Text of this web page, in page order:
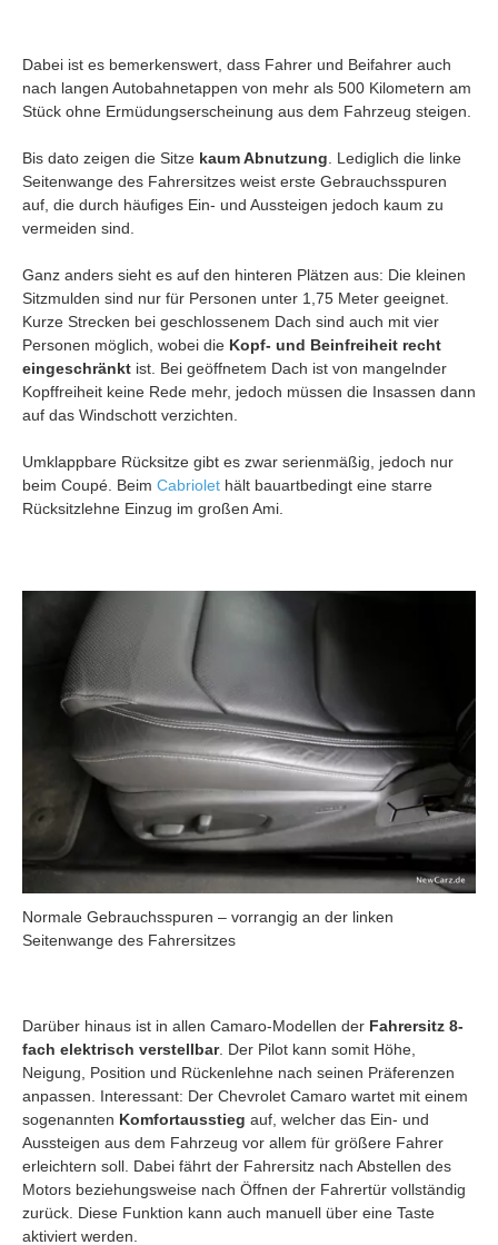
Dabei ist es bemerkenswert, dass Fahrer und Beifahrer auch
nach langen Autobahnetappen von mehr als 500 Kilometern am
Stück ohne Ermüdungserscheinung aus dem Fahrzeug steigen.
Bis dato zeigen die Sitze kaum Abnutzung . Lediglich die linke
Seitenwange des Fahrersitzes weist erste Gebrauchsspuren
auf, die durch häufiges Ein- und Aussteigen jedoch kaum zu
vermeiden sind.
Ganz anders sieht es auf den hinteren Plätzen aus: Die kleinen
Sitzmulden sind nur für Personen unter 1,75 Meter geeignet.
Kurze Strecken bei geschlossenem Dach sind auch mit vier
Personen möglich, wobei die Kopf- und Beinfreiheit recht
eingeschränkt ist. Bei geöffnetem Dach ist von mangelnder
Kopffreiheit keine Rede mehr, jedoch müssen die Insassen dann
auf das Windschott verzichten.
Umklappbare Rücksitze gibt es zwar serienmäßig, jedoch nur
beim Coupé. Beim Cabriolet hält bauartbedingt eine starre
Rücksitzlehne Einzug im großen Ami.
Normale Gebrauchsspuren – vorrangig an der linken
Seitenwange des Fahrersitzes
Darüber hinaus ist in allen Camaro-Modellen der Fahrersitz 8-
fach elektrisch verstellbar. Der Pilot kann somit Höhe,
Neigung, Position und Rückenlehne nach seinen Präferenzen
anpassen. Interessant: Der Chevrolet Camaro wartet mit einem
sogenannten Komfortausstieg auf, welcher das Ein- und
Aussteigen aus dem Fahrzeug vor allem für größere Fahrer
erleichtern soll. Dabei fährt der Fahrersitz nach Abstellen des
Motors beziehungsweise nach Öffnen der Fahrertür vollständig
zurück. Diese Funktion kann auch manuell über eine Taste
aktiviert werden.